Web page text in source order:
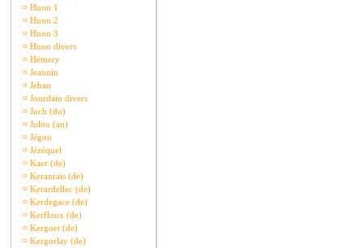
¤ Huon 1
¤ Huon 2
¤ Huon 3
¤ Huon divers
¤ Hémery
¤ Jeannin
¤ Jehan
¤ Jourdain divers
¤ Juch (du)
¤ Julou (an)
¤ Jégou
¤ Jézéquel
¤ Kaer (de)
¤ Keranrais (de)
¤ Kerardellec (de)
¤ Kerdegace (de)
¤ Kerfloux (de)
¤ Kergoet (de)
¤ Kergorlay (de)